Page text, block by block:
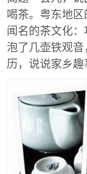
喝茶。粤东地
闻名的茶文化：
泡了几壶铁观
历，说说家乡